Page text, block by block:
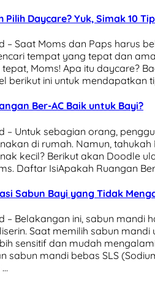
Pilih Daycare? Yuk, Simak 10
– Saat Moms dan Paps harus
tempat yang tepat dan
Moms! Apa itu daycare?
berikut ini untuk mendapatkan
Ber-AC Baik untuk Bayi?
– Untuk sebagian orang,
di rumah. Namun,
kecil? Berikut akan Doodle
Daftar IsiApakah Ruangan
Sabun Bayi yang Tidak
– Belakangan ini, sabun mandi
Saat memilih sabun
sensitif dan mudah
sabun mandi bebas SLS
…